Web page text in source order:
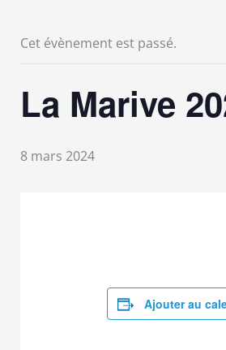
Cet évènement est passé.
La Marive
8 mars 2024
Ajouter au